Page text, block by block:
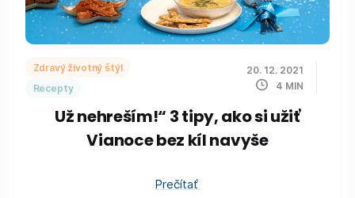
Zdravý životný štýl
Recepty
20. 12. 2021
4 MIN
Už nehreším!“ 3 tipy, ako si užiť
Vianoce bez kíl navyše
Prečítať